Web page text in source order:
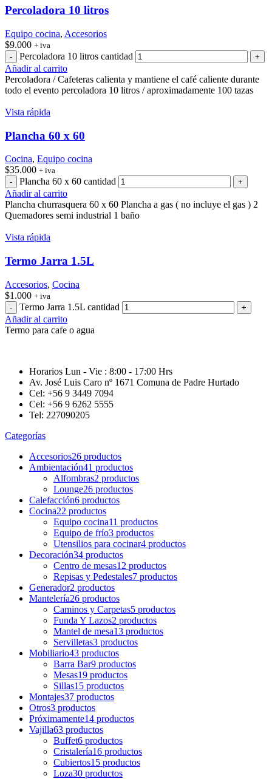
Percoladora 10 litros
Equipo cocina, Accesorios
$9.000 + iva
Percoladora 10 litros cantidad
Añadir al carrito
Percoladora / Cafeteras calienta y mantiene el café caliente durante
todo el evento percoladora 10 litros / aproximadamente 100 tazas
Vista rápida
Plancha 60 x 60
Cocina, Equipo cocina
$35.000 + iva
Plancha 60 x 60 cantidad
Añadir al carrito
Plancha churrasquera 60 x 60 Plancha a gas ( no incluye el gas ) 2
Quemadores semi industrial 1 baño
Vista rápida
Termo Jarra 1.5L
Accesorios, Cocina
$1.000 + iva
Termo Jarra 1.5L cantidad
Añadir al carrito
Termo para cafe o agua
Horarios Lun - Vie : 8:00 - 17:00 Hrs
Av. José Luis Caro nº 1671 Comuna de Padre Hurtado
Cel: +56 9 3449 7094
Cel: +56 9 6262 5555
Tel: 227090205
Categorías
Accesorios26 productos
Ambientación41 productos
Alfombras2 productos
Lounge26 productos
Calefacción6 productos
Cocina22 productos
Equipo cocina11 productos
Equipo de frío3 productos
Utensilios para cocinar4 productos
Decoración34 productos
Centro de mesas12 productos
Repisas y Pedestales7 productos
Generador2 productos
Mantelería26 productos
Caminos y Carpetas5 productos
Funda Y Lazos2 productos
Mantel de mesa13 productos
Servilletas3 productos
Mobiliario43 productos
Barra Bar9 productos
Mesas19 productos
Sillas15 productos
Montajes37 productos
Otros3 productos
Próximamente14 productos
Vajilla63 productos
Buffet6 productos
Cristalería16 productos
Cubiertos15 productos
Loza30 productos